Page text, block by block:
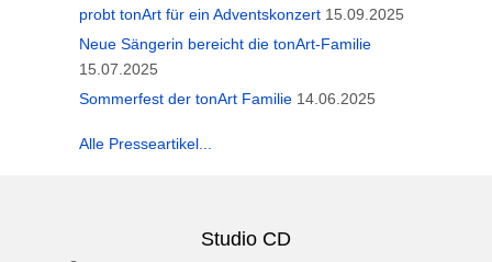
probt tonArt für ein Adventskonzert 15.09.2025
Neue Sängerin bereicht die tonArt-Familie
15.07.2025
Sommerfest der tonArt Familie 14.06.2025
Alle Presseartikel...
Studio CD